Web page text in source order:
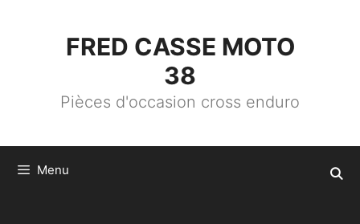
FRED CASSE MOTO
38
Pièces d'occasion cross enduro
Menu